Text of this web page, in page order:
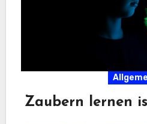
Zaubern lernen